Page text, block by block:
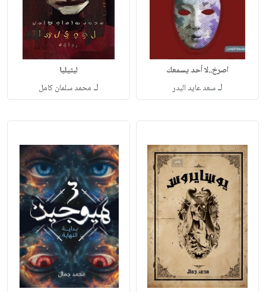
اصرخ..لا أحد يسمعك
لـسعد عايد البدر
ليثيليا
لـ محمد سلمان كامل